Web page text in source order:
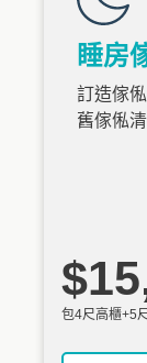
睡房
訂造傢
舊傢俬
包4尺高櫃+5